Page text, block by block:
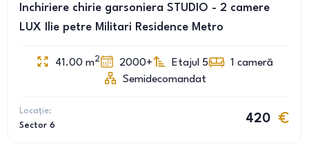
Inchiriere chirie garsoniera STUDIO - 2 camere
LUX Ilie petre Militari Residence Metro
41.00 m2 2000+ Etajul 5 1 cameră
Semidecomandat
Locație:
Sector 6
420